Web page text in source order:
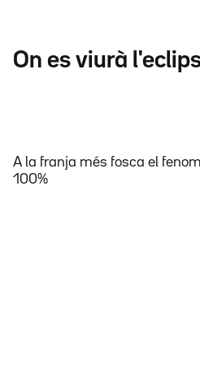
On es viurà
A la franja més fosca el
100%